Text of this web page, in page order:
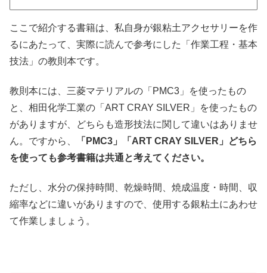
ここで紹介する書籍は、私自身が銀粘土アクセサリーを作
るにあたって、実際に読んで参考にした「作業工程・基本
技法」の教則本です。
教則本には、三菱マテリアルの「PMC3」を使ったもの
と、相田化学工業の「ART CRAY SILVER」を使ったもの
がありますが、どちらも造形技法に関して違いはありませ
ん。ですから、
「PMC3」「ART CRAY SILVER」どちら
を使っても参考書籍は共通と考えてください。
ただし、水分の保持時間、乾燥時間、焼成温度・時間、収
縮率などに違いがありますので、使用する銀粘土にあわせ
て作業しましょう。